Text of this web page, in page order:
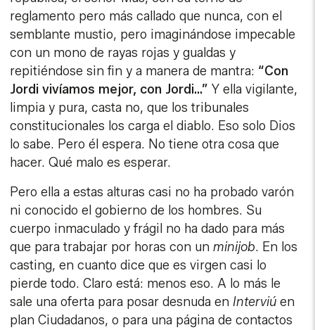
reglamento pero más callado que nunca, con el
semblante mustio, pero imaginándose impecable
con un mono de rayas rojas y gualdas y
repitiéndose sin fin y a manera de mantra: “Con
Jordi vivíamos mejor, con Jordi…” Y ella vigilante,
limpia y pura, casta no, que los tribunales
constitucionales los carga el diablo. Eso solo Dios
lo sabe. Pero él espera. No tiene otra cosa que
hacer. Qué malo es esperar.
Pero ella a estas alturas casi no ha probado varón
ni conocido el gobierno de los hombres. Su
cuerpo inmaculado y frágil no ha dado para más
que para trabajar por horas con unminijob. En los
casting, en cuanto dice que es virgen casi lo
pierde todo. Claro está: menos eso. A lo más le
sale una oferta para posar desnuda enInterviúen
plan Ciudadanos, o para una página de contactos